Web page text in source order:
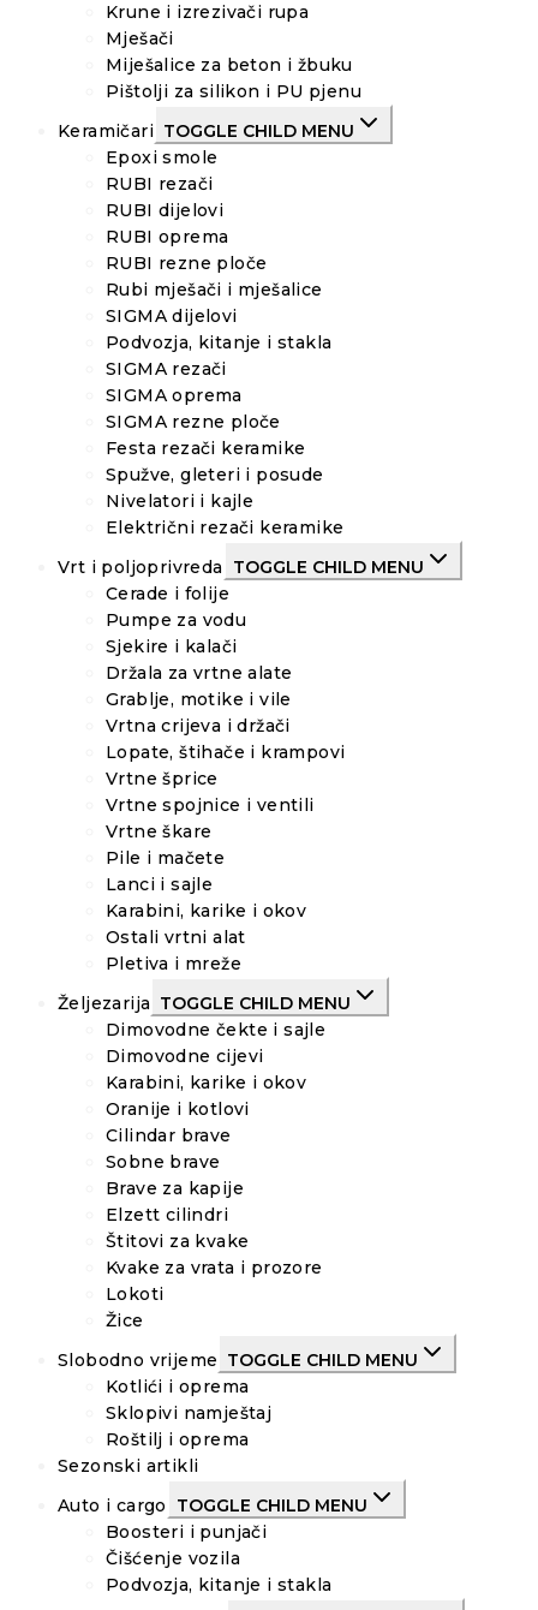
Krune i izrezivači rupa
Mješači
Miješalice za beton i žbuku
Pištolji za silikon i PU pjenu
Keramičari TOGGLE CHILD MENU
Epoxi smole
RUBI rezači
RUBI dijelovi
RUBI oprema
RUBI rezne ploče
Rubi mješači i mješalice
SIGMA dijelovi
Podvozja, kitanje i stakla
SIGMA rezači
SIGMA oprema
SIGMA rezne ploče
Festa rezači keramike
Spužve, gleteri i posude
Nivelatori i kajle
Električni rezači keramike
Vrt i poljoprivreda
TOGGLE CHILD MENU
Cerade i folije
Pumpe za vodu
Sjekire i kalači
Držala za vrtne alate
Grablje, motike i vile
Vrtna crijeva i držači
Lopate, štihače i krampovi
Vrtne šprice
Vrtne spojnice i ventili
Vrtne škare
Pile i mačete
Lanci i sajle
Karabini, karike i okov
Ostali vrtni alat
Pletiva i mreže
Željezarija TOGGLE CHILD MENU
Dimovodne čekte i sajle
Dimovodne cijevi
Karabini, karike i okov
Oranije i kotlovi
Cilindar brave
Sobne brave
Brave za kapije
Elzett cilindri
Štitovi za kvake
Kvake za vrata i prozore
Lokoti
Žice
Slobodno vrijeme TOGGLE CHILD MENU
Kotlići i oprema
Sklopivi namještaj
Roštilj i oprema
Sezonski artikli
Auto i cargo
TOGGLE CHILD MENU
Boosteri i punjači
Čišćenje vozila
Podvozja, kitanje i stakla